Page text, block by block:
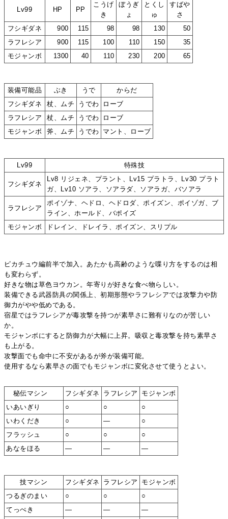
Lv99 HP PP
こうげ
き
ぼうぎ
ょ
とくし
ゅ
すばや
さ
フシギダネ
900 115 98 98 130
50
ラフレシア
900 115 100 110 150
35
モジャンボ
1300 40 110 230 200 65
装備可能品 ぶき うで
からだ
フシギダネ
杖、ムチ うでわ
ローブ
ラフレシア
杖、ムチ うでわ
ローブ
モジャンボ
斧、ムチ うでわ マント、ローブ
Lv99 特殊技
フシギダネ
Lv8 リジェネ、プラント、Lv15 プラトラ、Lv30 プラト
ガ、Lv10 ソアラ、ソアラダ、ソアラガ、バソアラ
ラフレシア
ポイゾナ、ヘドロ、ヘドロダ、ポイズン、ポイゾガ、ブ
ライン、ホールド、バポイズ
モジャンボ
ドレイン、ドレイラ、ポイズン、スリプル
ピカチュウ編前半で加入。あたかも高齢のような喋り方をするのは相
も変わらず。
好きな物は草色ヨウカン。年寄りが好きな食べ物らしい。
装備できる武器防具の関係上、初期形態やラフレシアでは攻撃力や防
御力がやや低めである。
宿星ではラフレシアが毒攻撃を持つが素早さに難有りなのが苦しい
か。
モジャンボにすると防御力が大幅に上昇。吸収と毒攻撃を持ち素早さ
も上がる。
攻撃面でも命中に不安があるが斧が装備可能。
使用するなら素早さの面でもモジャンボに変化させて使うとよい。
秘伝マシン フシギダネ ラフレシア
モジャンボ
いあいぎり
○ ○
○
いわくだき
○ ―
○
フラッシュ
○ ○
○
あなをほる
― ― ―
技マシン フシギダネ ラフレシア
モジャンボ
つるぎのまい
○ ○
○
てっぺき
― ―
―